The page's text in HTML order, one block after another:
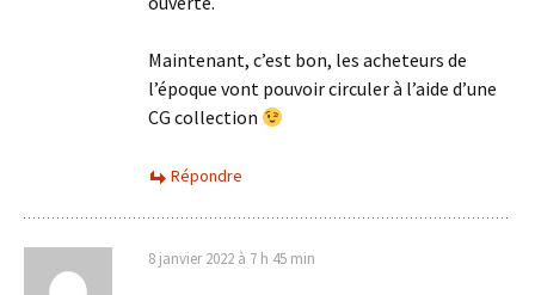
Maintenant, c’est bon, les acheteurs de
l’époque vont pouvoir circuler à l’aide d’une
CG collection
Répondre
8 janvier 2022 à 7 h 45 min